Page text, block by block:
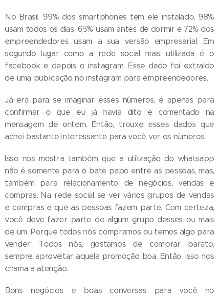
No Brasil, 99% dos smartphones tem ele instalado, 98%
usam todos os dias, 65% usam antes de dormir e 72% dos
empreendedores usam a sua versão empresarial. Em
segundo lugar como a rede social mais utilizada é o
facebook e depois o instagram. Esse dado foi extraído
de uma publicação no instagram para empreendedores.
Já era para se imaginar esses números, é apenas para
confirmar o que eu já havia dito e comentado na
mensagem de ontem. Então, trouxe esses dados que
achei bastante interessante para você ver os números.
Isso nos mostra também que a utilização do whatsapp
não é somente para o bate papo entre as pessoas, mas,
também para relacionamento de negócios, vendas e
compras. Na rede social se ver vários grupos de vendas
e compras e que as pessoas fazem parte. Com certeza,
você deve fazer parte de algum grupo desses ou mais
de um. Porque todos nós compramos ou temos algo para
vender. Todos nós, gostamos de comprar barato,
sempre aproveitar aquela promoção boa. Então, isso nos
chama a atenção.
Bons negócios e boas conversas para você no